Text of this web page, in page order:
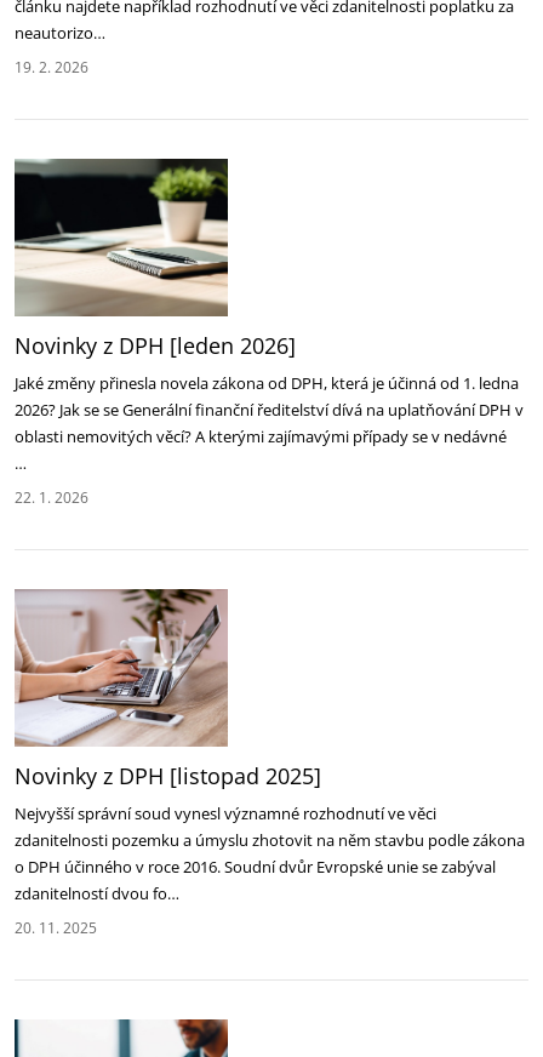
článku najdete například rozhodnutí ve věci zdanitelnosti poplatku za
neautorizo…
19. 2. 2026
Novinky z DPH [leden 2026]
Jaké změny přinesla novela zákona od DPH, která je účinná od 1. ledna
2026? Jak se se Generální finanční ředitelství dívá na uplatňování DPH v
oblasti nemovitých věcí? A kterými zajímavými případy se v nedávné
…
22. 1. 2026
Novinky z DPH [listopad 2025]
Nejvyšší správní soud vynesl významné rozhodnutí ve věci
zdanitelnosti pozemku a úmyslu zhotovit na něm stavbu podle zákona
o DPH účinného v roce 2016. Soudní dvůr Evropské unie se zabýval
zdanitelností dvou fo…
20. 11. 2025